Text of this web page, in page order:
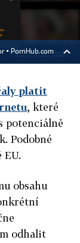
▪ PornHub.com
platit
, které
potenciálně
Podobné
EU.
obsahu
odhalit